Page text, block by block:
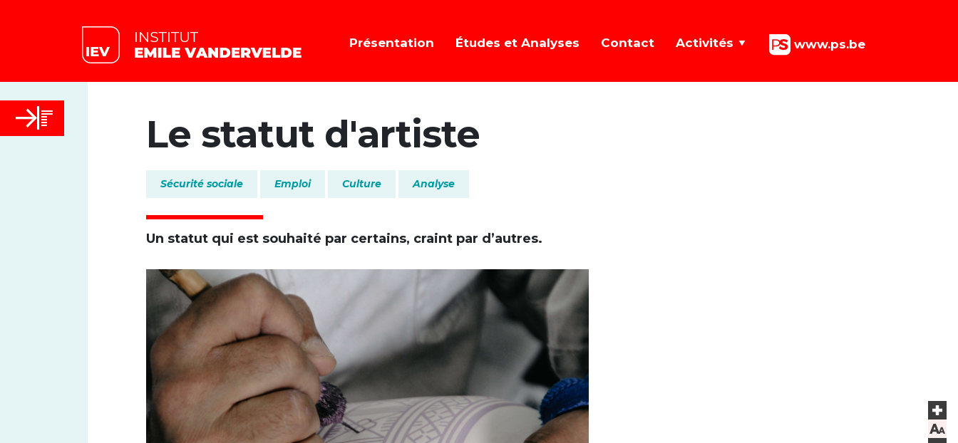
Présentation Études et Analyses Contact Activités www.ps.be
Font size
+
Le statut d'artiste
Sécurité sociale Emploi Culture Analyse
Un statut qui est souhaité par certains, craint par d’autres.